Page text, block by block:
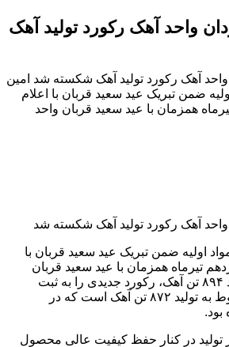
واحد آهک رکورد تولید آهک
آهک رکورد تولید آهک شکسته شد امین
ضمن تبریک عید سعید قربان با اعلام
همزمان با عید سعید قربان واحد
آهک رکورد تولید آهک شکسته شد
اولیه ضمن تبریک عید سعید قربان با
تیرماه همزمان با عید سعید قربان
واحد تکلیس آهک با تولید ۸۹۴ تن آهک، رکورد جدیدی را به ثبت
رساند. رکورد قبلی مربوط به تولید ۸۷۲ تن آهک است که در
تولید در کنار حفظ کیفیت عالی محصول